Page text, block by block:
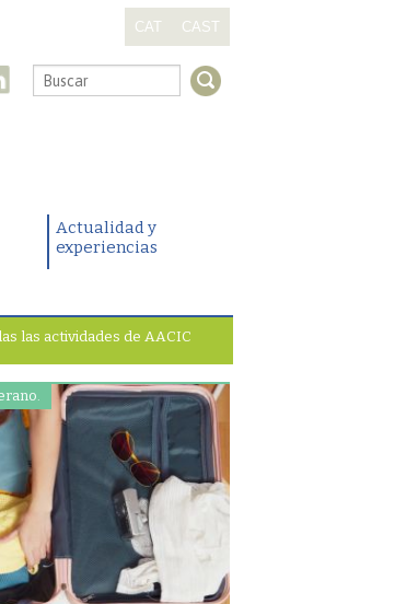
CAT CAST
Actualidad y
experiencias
las actividades de AACIC